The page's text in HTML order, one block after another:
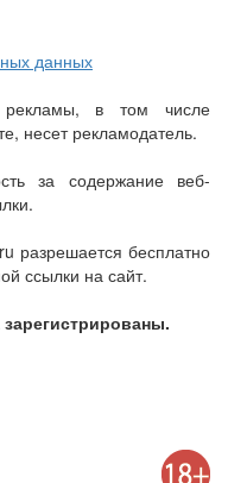
данных
рекламы, в том числе
несет рекламодатель.
за содержание веб-
разрешается бесплатно
ссылки на сайт.